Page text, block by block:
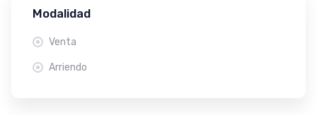
Modalidad
Venta
Arriendo